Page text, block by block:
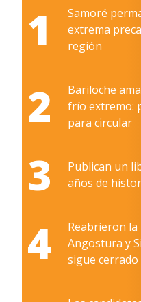
1
Samoré
extrema
región
2
Bariloche
frío extremo:
para circular
3
Publican un
años de
4
Reabrieron la
Angostura y
sigue cerrado